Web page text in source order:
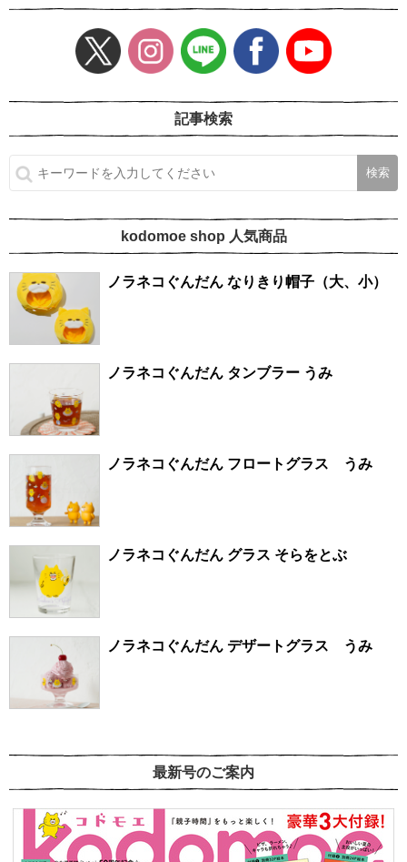
記事検索
kodomoe shop 人気商品
ノラネコぐんだん なりきり帽子（大、小）
ノラネコぐんだん タンブラー うみ
ノラネコぐんだん フロートグラス うみ
ノラネコぐんだん グラス そらをとぶ
ノラネコぐんだん デザートグラス うみ
最新号のご案内